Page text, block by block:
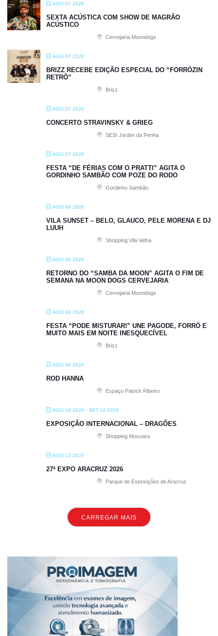
AGO 07 2026
SEXTA ACÚSTICA COM SHOW DE MAGRÃO
ACÚSTICO
Cervejaria Moondogs
AGO 07 2026
BRIZZ RECEBE EDIÇÃO ESPECIAL DO “FORRÓZIN
RETRÔ”
Brizz
AGO 07 2026
CONCERTO STRAVINSKY & GRIEG
SESI Jardim da Penha
AGO 07 2026
FESTA “DE FÉRIAS COM O PRATTI” AGITA O
GORDINHO SAMBÃO COM POZE DO RODO
Gordinho Sambão
AGO 08 2026
VILA SUNSET – BELO, GLAUCO, PELE MORENA E DJ
LUUH
Shopping Vila Velha
AGO 08 2026
RETORNO DO “SAMBA DA MOON” AGITA O FIM DE
SEMANA NA MOON DOGS CERVEJARIA
Cervejaria Moondogs
AGO 08 2026
FESTA “PODE MISTURAR!” UNE PAGODE, FORRÓ E
MUITO MAIS EM NOITE INESQUECÍVEL
Brizz
AGO 08 2026
ROD HANNA
Espaço Patrick Ribeiro
AGO 10 2026 - SET 10 2026
EXPOSIÇÃO INTERNACIONAL – DRAGÕES
Shopping Moxuara
AGO 13 2026
27ª EXPO ARACRUZ 2026
Parque de Exposições de Aracruz
CARREGAR MAIS